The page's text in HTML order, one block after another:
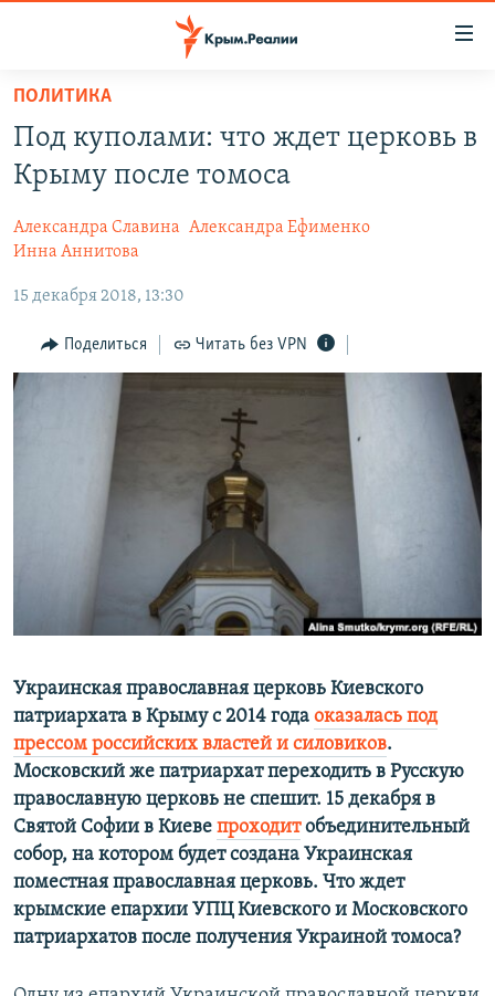
Вернуться
основному
содержанию
Вернутся
главной
навигации
Вернутся
СПЕЦПРОЕКТЫ
КАРТА ВОЕННЫХ ОБЪЕКТОВ КРЫМА
ВОДА
ИСТОРИЯ
ИНФОГРАФИКА
ТЕЛЕПРОЕКТ КРЫМ.РЕАЛИИ
СОВЕТЫ ПРАВОЗАЩИТНИКОВ
ПРОПАВШИЕ БЕЗ ВЕСТИ
КРЫМ.НЕПОКОРЕННЫЙ
УКРАИНСКАЯ ПРОБЛЕМА КРЫМА
КАК ОБОЙТИ БЛОКИРОВКУ
Українською
ПОЛИТИКА
Под куполами: что ждет церковь в
Крыму после томоса
Александра Славина Александра Ефименко
Инна Аннитова
15 декабря 2018, 13:30
Поделиться Читать без VPN
Украинская православная церковь Киевского
патриархата в Крыму с 2014 года оказалась под
прессом российских властей и силовиков.
Московский же патриархат переходить в Русскую
православную церковь не спешит. 15 декабря в
Святой Софии в Киеве проходитобъединительный
собор, на котором будет создана Украинская
поместная православная церковь. Что ждет
крымские епархии УПЦ Киевского и Московского
патриархатов после получения Украиной томоса?